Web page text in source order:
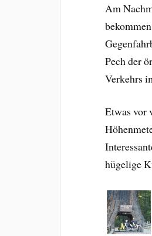
Am
Pech der
Verkehrs
Etwas vor
hügelige